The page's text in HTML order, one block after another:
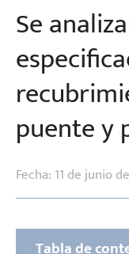
Se
puente y
Fecha: 11 de junio
Tabla de